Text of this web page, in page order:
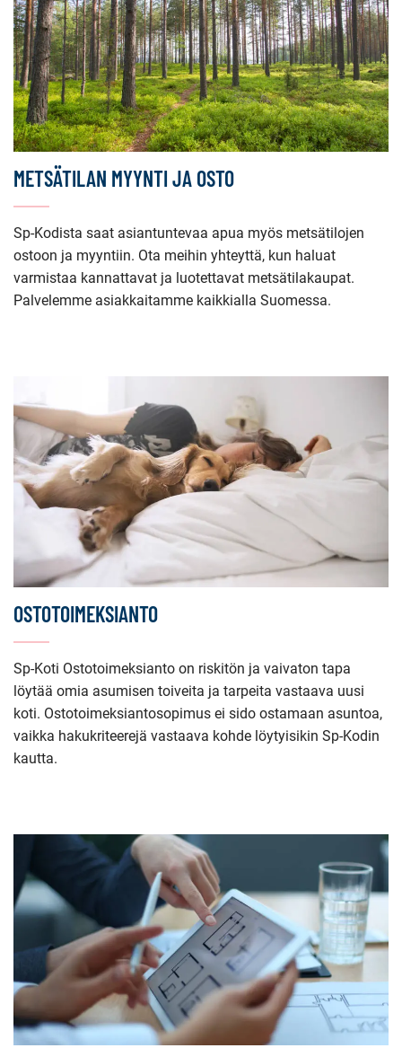
METSÄTILAN MYYNTI JA OSTO
Sp-Kodista saat asiantuntevaa apua myös metsätilojen
ostoon ja myyntiin. Ota meihin yhteyttä, kun haluat
varmistaa kannattavat ja luotettavat metsätilakaupat.
Palvelemme asiakkaitamme kaikkialla Suomessa.
OSTOTOIMEKSIANTO
Sp-Koti Ostotoimeksianto on riskitön ja vaivaton tapa
löytää omia asumisen toiveita ja tarpeita vastaava uusi
koti. Ostotoimeksiantosopimus ei sido ostamaan asuntoa,
vaikka hakukriteerejä vastaava kohde löytyisikin Sp-Kodin
kautta.